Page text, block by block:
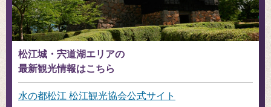
松江城・宍道湖エリアの
最新観光情報はこちら
水の都松江 松江観光協会公式サイト